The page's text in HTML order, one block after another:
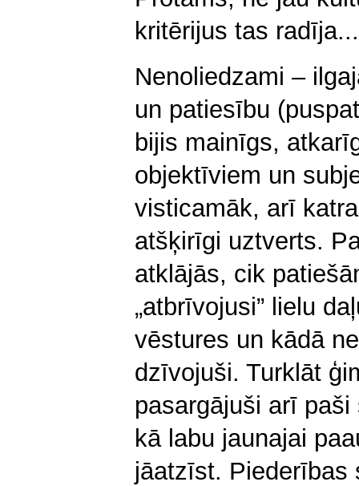
kritērijus tas radīja...
Nenoliedzami –
un patiesību
bijis mainīgs,
objektīviem un
visticamāk, arī
atšķirīgi uztverts.
atklājās, cik
„atbrīvojusi” lielu
vēstures un kādā
dzīvojuši. Turklāt
pasargājuši arī
kā labu jaunajai
jāatzīst. Piederības